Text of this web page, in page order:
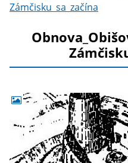
Zámčisku_sa_začína